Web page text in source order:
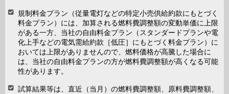
規制料金プラン（従量電灯などの特定小売供給約款にもとづく
料金プラン）には、加算される燃料費調整額の変動単価に上限
がある一方、当社の自由料金プラン（スタンダードプランや電
化上手などの電気需給約款［低圧］にもとづく料金プラン）に
おいては上限がありませんので、燃料価格が高騰した場合に
は、当社の自由料金プランの方が燃料費調整額が高くなる可能
性があります。
試算結果等は、直近（当月）の燃料費調整額、原料費調整額、